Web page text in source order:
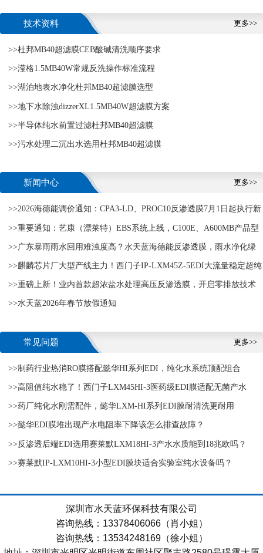
域的应用案例 英寸晶圆厂的应用案例
更多>>
技术资料
>>杜邦MB40超滤膜CEB酸碱清洗顺序要求
>>滢格1.5MB40W常规反洗操作标准流程
>>湖泊地表水净化杜邦MB40超滤膜选型
>>地下水除浊dizzerXL1.5MB40W超滤膜方案
>>半导体纯水前置过滤杜邦MB40超滤膜
>>污水处理二沉出水选用杜邦MB40超滤膜
更多>>
新闻中心
>>2026海德能调价通知：CPA3-LD、PROC10反渗透膜7月1日起执行新
价格
>>重要通知：艺康（漂莱特）EBS系统上线，C100E、A600MB产品型
号正式更名
>>广东暴雨雨水回用难浊度高？水天蓝海德能反渗透膜，雨水净化绿
化灌溉达标
>>麒麟芯片厂大型产线主力！西门子IP-LXM45Z-5EDI大流量稳定超纯
水
>>重磅上新！业内首款超浓盐水处理高压反渗透膜，开启零排放技术
新赛道
>>水天蓝2026年春节放假通知
更多>>
常见问题
>>制药行业热消RO膜搭配懿华HI系列EDI，纯化水系统顶配组合
>>高阻值纯水稳了！西门子LXM45HI-3医药级EDI膜适配无菌产水
>>药厂纯化水刚需配件，懿华LXM-HI系列EDI膜耐清洗更耐用
>>懿华EDI膜堆出现产水电阻率下降该怎么排查故障？
>>反渗透后端EDI选用赛莱默LXM18HI-3产水水质能到18兆欧吗？
>>赛莱默IP-LXM10HI-3小型EDI膜块适合实验室纯水设备吗？
深圳市水天蓝环保科技有限公司
咨询热线：13378406066（肖小姐）
咨询热线：13534248169（徐小姐）